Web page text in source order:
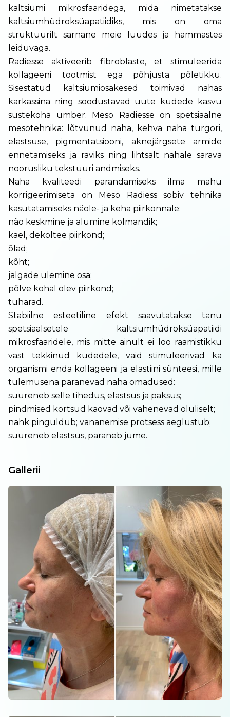
kaltsiumi mikrosfääridega, mida nimetatakse
kaltsiumhüdroksüapatiidiks, mis on oma
struktuurilt sarnane meie luudes ja hammastes
leiduvaga.
Radiesse aktiveerib fibroblaste, et stimuleerida
kollageeni tootmist ega põhjusta põletikku.
Sisestatud kaltsiumiosakesed toimivad nahas
karkassina ning soodustavad uute kudede kasvu
süstekoha ümber. Meso Radiesse on spetsiaalne
mesotehnika: lõtvunud naha, kehva naha turgori,
elastsuse, pigmentatsiooni, aknejärgsete armide
ennetamiseks ja raviks ning lihtsalt nahale särava
noorusliku tekstuuri andmiseks.
Naha kvaliteedi parandamiseks ilma mahu
korrigeerimiseta on Meso Radiess sobiv tehnika
kasutatamiseks näole- ja keha piirkonnale:
näo keskmine ja alumine kolmandik;
kael, dekoltee piirkond;
õlad;
kõht;
jalgade ülemine osa;
põlve kohal olev piirkond;
tuharad.
Stabiilne esteetiline efekt saavutatakse tänu
spetsiaalsetele kaltsiumhüdroksüapatiidi
mikrosfääridele, mis mitte ainult ei loo raamistikku
vast tekkinud kudedele, vaid stimuleerivad ka
organismi enda kollageeni ja elastiini sünteesi, mille
tulemusena paranevad naha omadused:
suureneb selle tihedus, elastsus ja paksus;
pindmised kortsud kaovad või vähenevad oluliselt;
nahk pinguldub; vananemise protsess aeglustub;
suureneb elastsus, paraneb jume.
Gallerii